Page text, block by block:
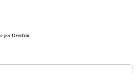
por Overfrio